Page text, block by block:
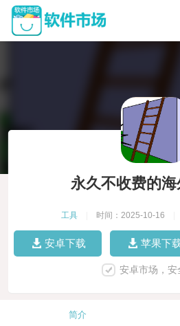
永久不收费的
工具 时间：2025-10-16
安卓下载 苹果下
安卓市场，安
简介